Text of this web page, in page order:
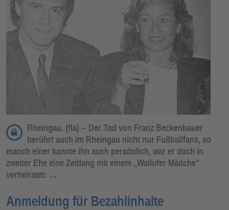
Rheingau. (fla) – Der Tod von Franz Beckenbauer
berührt auch im Rheingau nicht nur Fußballfans, so
manch einer kannte ihn auch persönlich, war er doch in
zweiter Ehe eine Zeitlang mit einem „Wallufer Mädche“
verheiratet: …
Anmeldung für Bezahlinhalte